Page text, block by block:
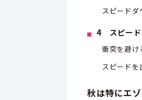
スピードダ
4 スピード
衝突を避け
スピードを
秋は特にエ